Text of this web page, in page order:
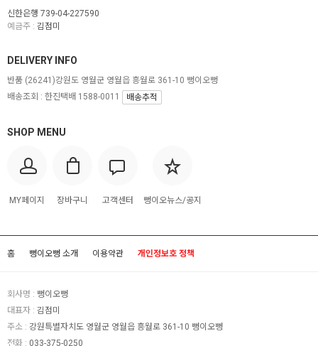
신한은행 739-04-227590
예금주 : 김점미
SHOP MENU
MY페이지 장바구니 고객센터 뻥이오뉴스/공지
DELIVERY INFO
반품 (26241)강원도 영월군 영월읍 흥월로 361-10 뻥이오뻥
배송조회 : 한진택배 1588-0011
배송추적
홈 뻥이오뻥 소개 이용약관 개인정보호 정책
회사명 : 뻥이오뻥
대표자 : 김점미
주소 : 강원특별자치도 영월군 영월읍 흥월로 361-10 뻥이오뻥
전화 : 033-375-0250